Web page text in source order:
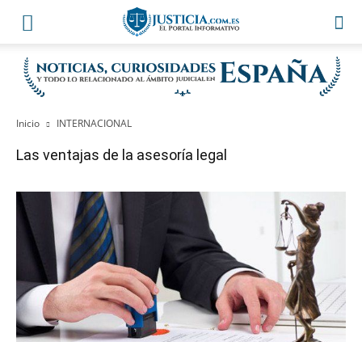
Inicio INTERNACIONAL
Las ventajas de la asesoría legal